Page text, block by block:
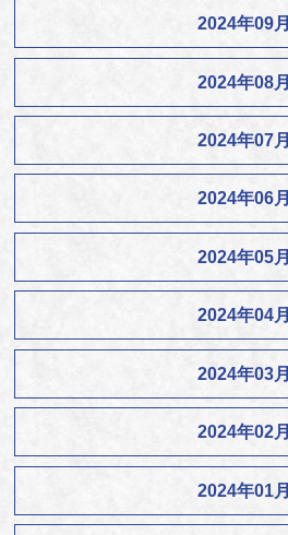
2024年09月
2024年08月
2024年07月
2024年06月
2024年05月
2024年04月
2024年03月
2024年02月
2024年01月